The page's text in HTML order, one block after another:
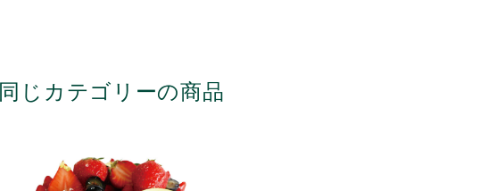
同じカテゴリーの商品